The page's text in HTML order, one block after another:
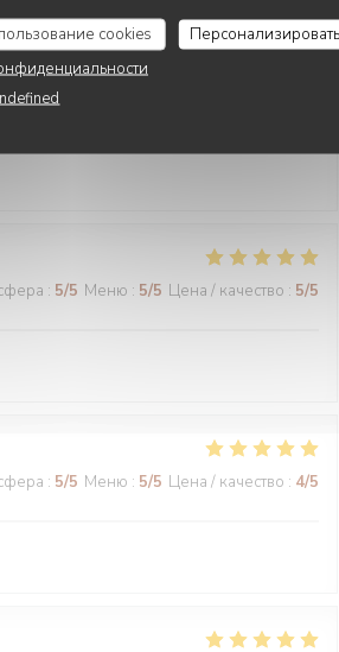
cookies
Персонализировать
:4
: 5/5 Меню : 5/5 Цена / качество : 5/5
: 5/5 Меню : 5/5 Цена / качество : 4/5
DE NEUILLY